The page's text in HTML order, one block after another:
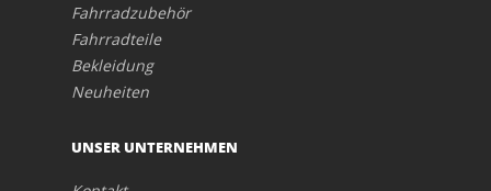
Fahrradzubehör
Fahrradteile
Bekleidung
Neuheiten
UNSER UNTERNEHMEN